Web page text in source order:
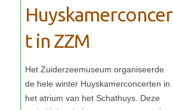
Huyskamerconcer
t in ZZM